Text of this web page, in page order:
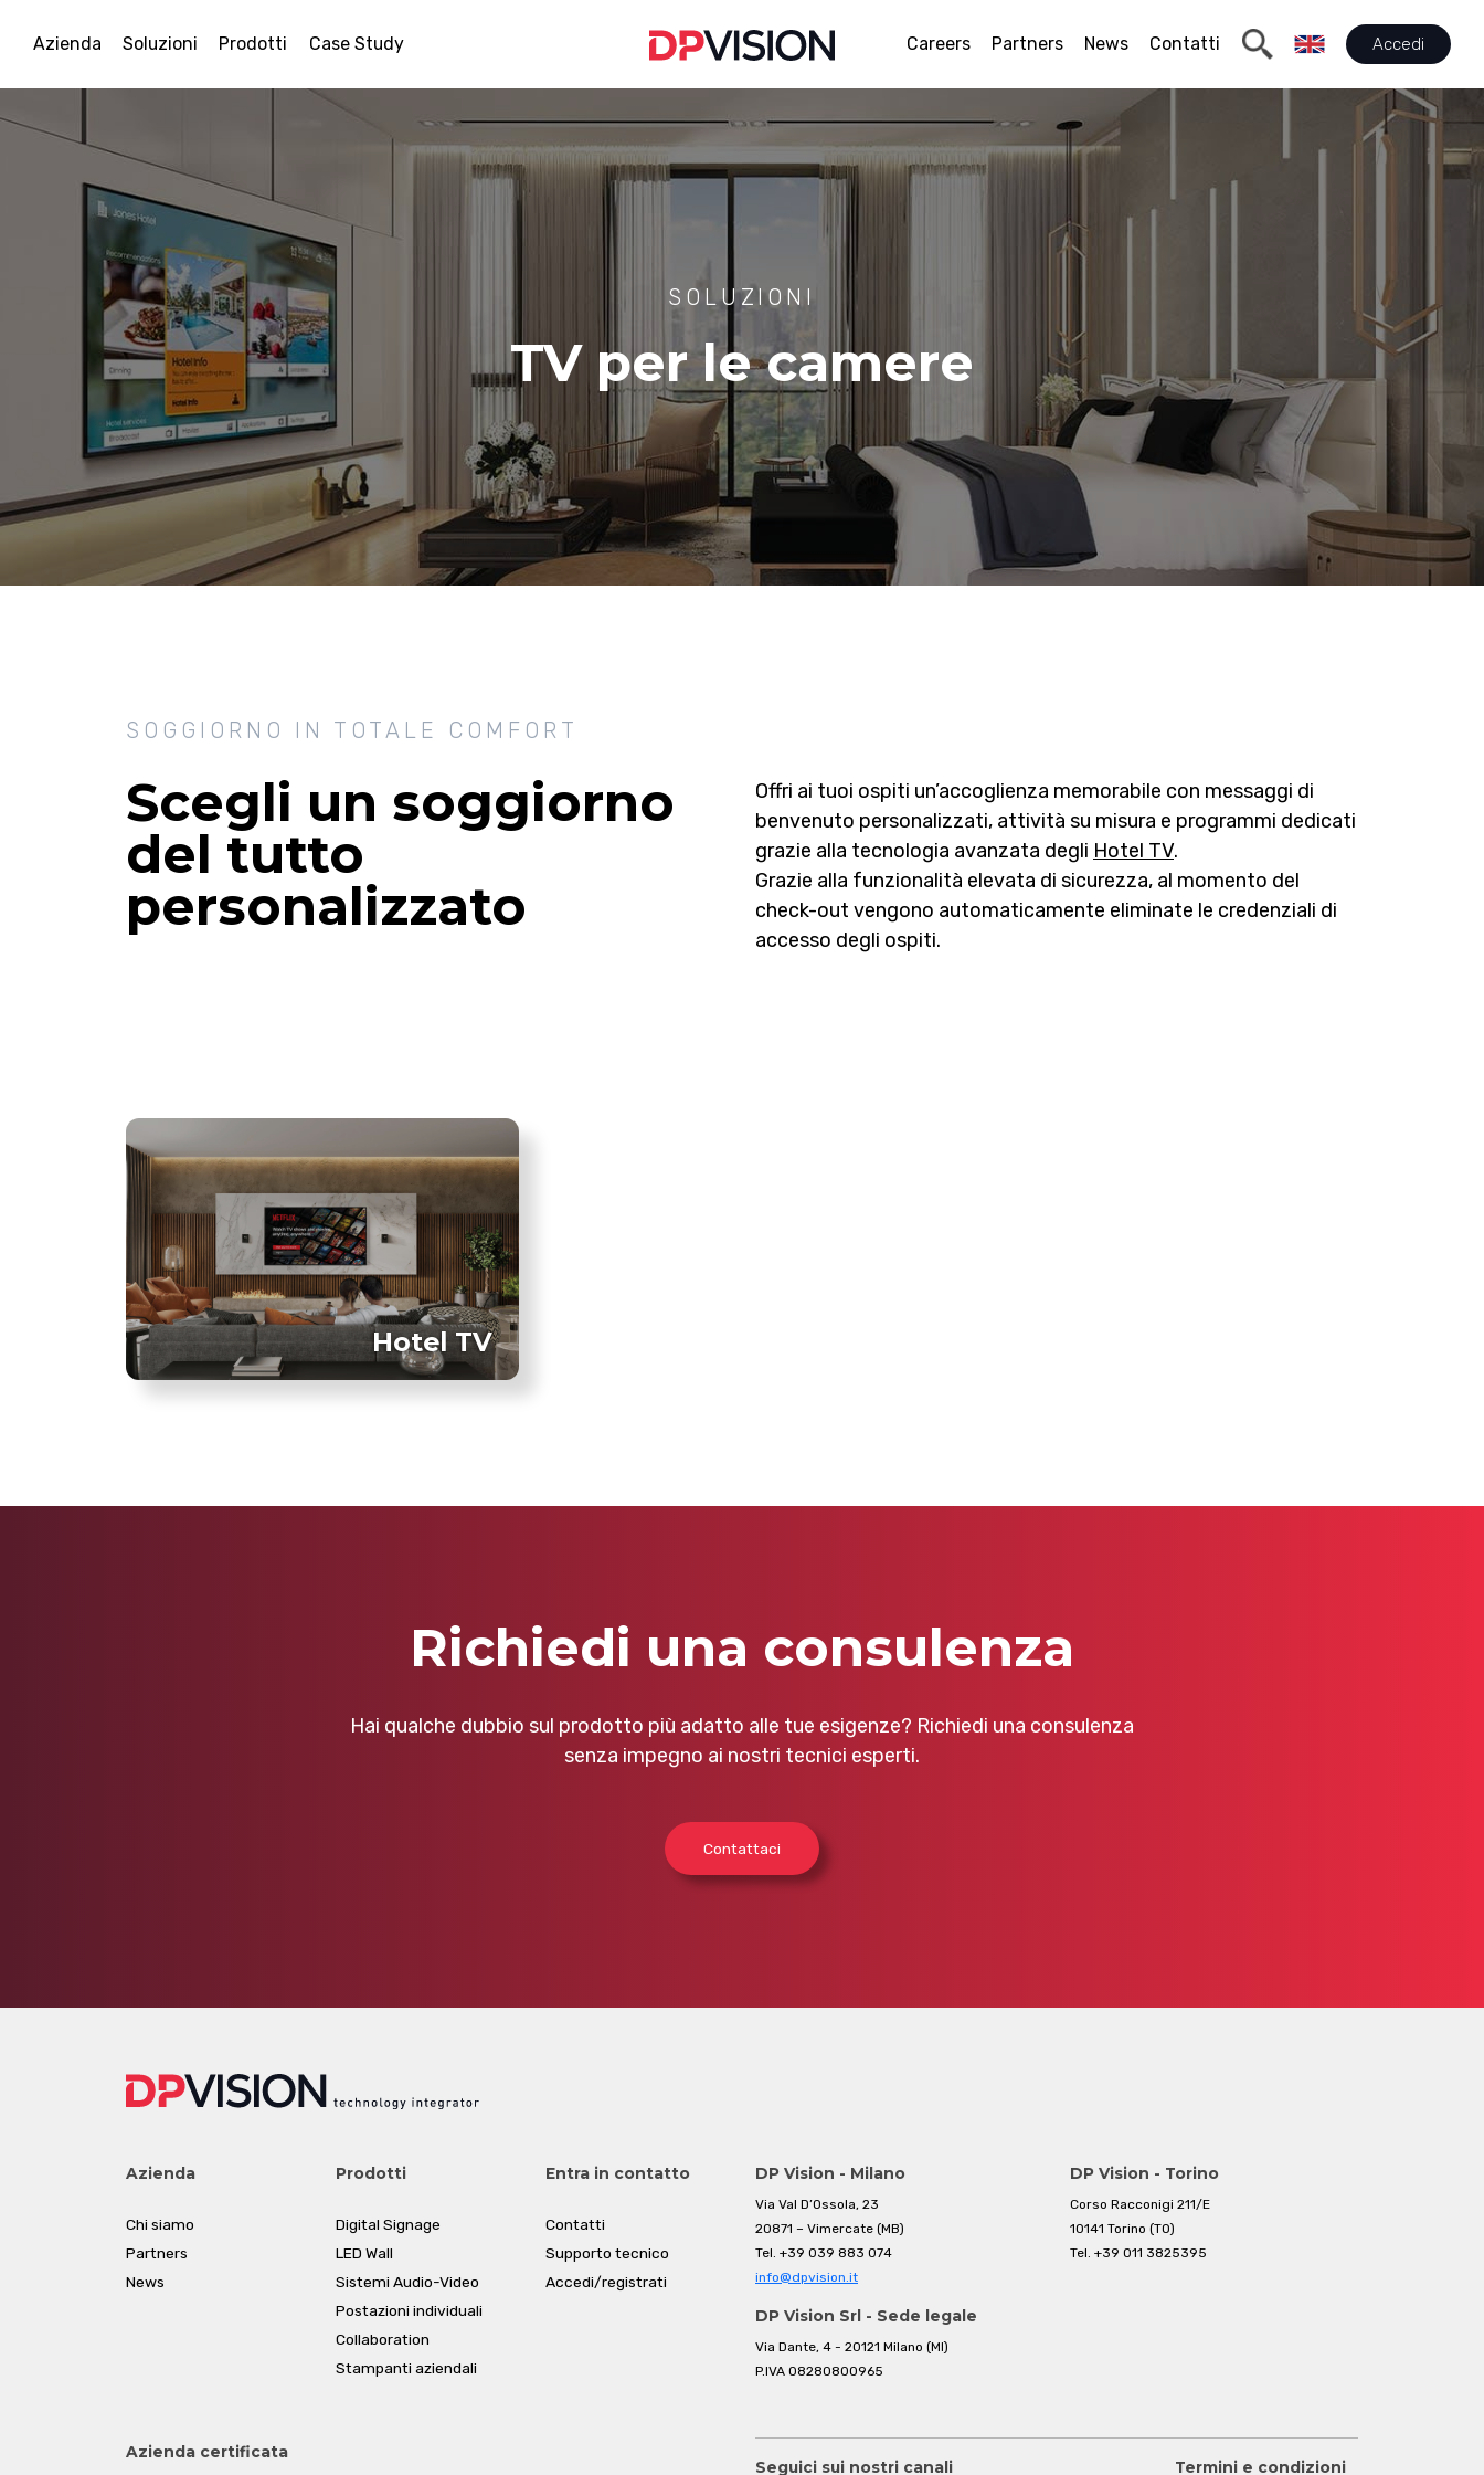
Azienda Soluzioni Prodotti Case Study Careers Partners News Contatti Accedi
SOLUZIONI
TV per le camere
SOGGIORNO IN TOTALE COMFORT
Scegli un soggiorno
del tutto
personalizzato
Offri ai tuoi ospiti un’accoglienza memorabile con messaggi di
benvenuto personalizzati, attività su misura e programmi dedicati
grazie alla tecnologia avanzata degli Hotel TV.
Grazie alla funzionalità elevata di sicurezza, al momento del
check-out vengono automaticamente eliminate le credenziali di
accesso degli ospiti.
Hotel TV
Richiedi una consulenza
Hai qualche dubbio sul prodotto più adatto alle tue esigenze? Richiedi una consulenza
senza impegno ai nostri tecnici esperti.
Contattaci
Azienda
Chi siamo
Partners
News
Prodotti
Digital Signage
LED Wall
Sistemi Audio-Video
Postazioni individuali
Collaboration
Stampanti aziendali
Entra in contatto
Contatti
Supporto tecnico
Accedi/registrati
DP Vision - Milano
Via Val D’Ossola, 23
20871 – Vimercate (MB)
Tel. +39 039 883 074
info@dpvision.it
DP Vision Srl - Sede legale
Via Dante, 4 - 20121 Milano (MI)
P.IVA 08280800965
DP Vision - Torino
Corso Racconigi 211/E
10141 Torino (TO)
Tel. +39 011 3825395
Azienda certificata
Seguici sui nostri canali Termini e condizioni